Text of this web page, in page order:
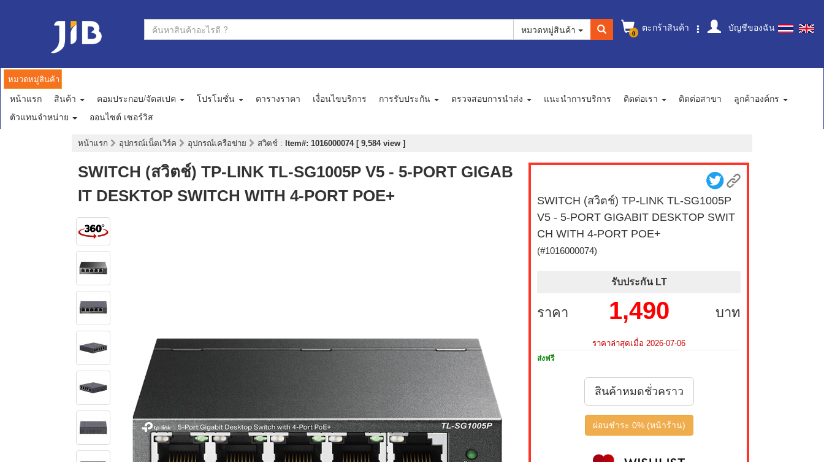
0 ตะกร้าสินค้า บัญชีของฉัน
หมวดหมู่สินค้า
หมวดหมู่สินค้า
หน้าแรก สินค้า คอมประกอบ/จัดสเปค โปรโมชั่น ตารางราคา เงื่อนไขบริการ การรับประกัน ตรวจสอบการนำส่ง แนะนำการบริการ ติดต่อเรา ติดต่อสาขา
ลูกค้าองค์กร
ตัวแทนจำหน่าย
ออนไซต์ เซอร์วิส
หน้าแรก อุปกรณ์เน็ตเวิร์ค อุปกรณ์เครือข่าย สวิตช์ : Item#: 1016000074 [ 9,584 view ]
SWITCH (สวิตช์) TP-LINK TL-SG1005P V5 - 5-PORT GIGAB
IT DESKTOP SWITCH WITH 4-PORT POE+
SWITCH (สวิตช์) TP-LINK TL-SG1005P
V5 - 5-PORT GIGABIT DESKTOP SWIT
CH WITH 4-PORT POE+
(#1016000074)
รับประกัน LT
ราคา บาท
1,490
ราคาล่าสุดเมื่อ 2026-07-06
ส่งฟรี
สินค้าหมดชั่วคราว
ผ่อนชำระ 0% (หน้าร้าน)